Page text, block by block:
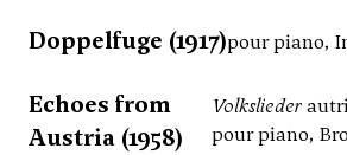
Doppelfuge (1917)pour piano,
Echoes from
Austria (1958)
Volkslieder
pour piano,